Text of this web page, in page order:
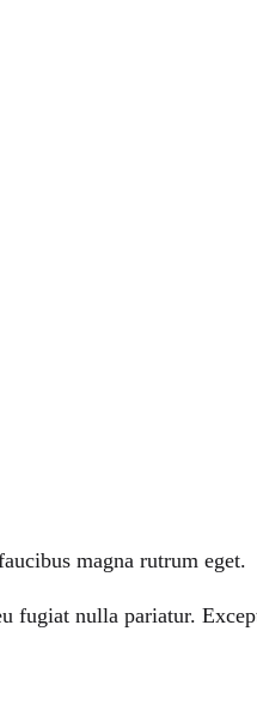
magna rutrum eget.
nulla pariatur.